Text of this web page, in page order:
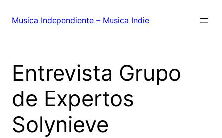
Musica Independiente – Musica Indie
Entrevista Grupo
de Expertos
Solynieve